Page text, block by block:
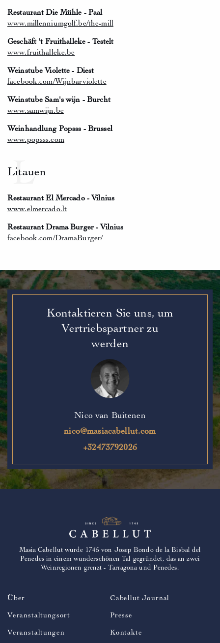
Restaurant Die Mühle - Paal
www.millenniumgolf.be/the-mill
Geschäft 't Fruithalleke - Testelt
www.fruithalleke.be
Weinstube Violette - Diest
facebook.com/Wijnbarviolette
Weinstube Sam's wijn - Burcht
www.samwijn.be
Weinhandlung Popsss - Brussel
www.popsss.com
L
Litauen
Restaurant El Mercado - Vilnius
www.elmercado.lt
Restaurant Drama Burger - Vilnius
facebook.com/DramaBurger/
Kontaktieren Sie uns, um
Vertriebspartner zu
werden
Nico van Buitenen
nico@masiacabellut.com
+32473792026
Masia Cabellut wurde 1745 von Josep Bondo de la Bisbal del
Penedes in einem wunderschönen Tal gegründet, das an zwei
Weinregionen grenzt - Tarragona und Penedes.
Über
Veranstaltungsort
Veranstaltungen
Cabellut Journal
Presse
Kontakte